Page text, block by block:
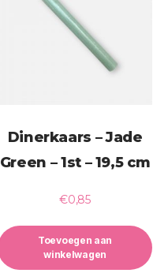
Dinerkaars – Jade
Green – 1st – 19,5 cm
€0,85
Toevoegen aan
winkelwagen